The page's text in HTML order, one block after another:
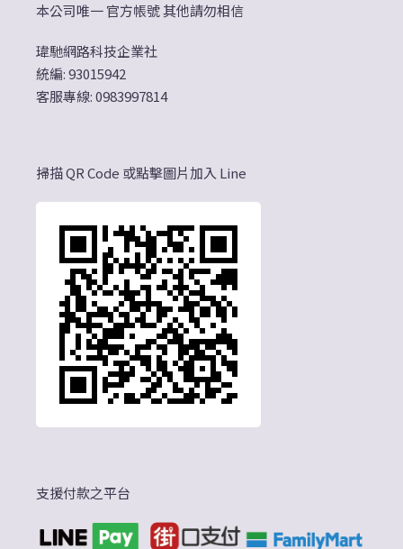
本公司唯一 官方帳號 其他請勿相信
瑋馳網路科技企業社
統編: 93015942
客服專線: 0983997814
掃描 QR Code 或點擊圖片加入 Line
支援付款之平台